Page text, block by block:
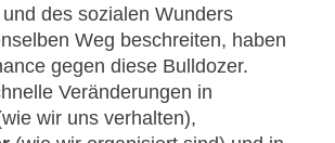
des sozialen Wunders
Weg beschreiten, haben
gegen diese Bulldozer.
Veränderungen in
wir uns verhalten),